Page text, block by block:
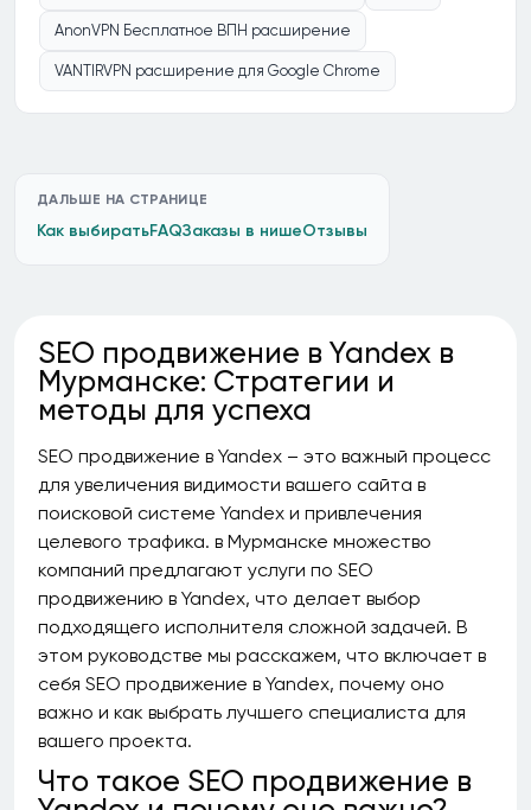
AnonVPN Бесплатное ВПН расширение
VANTIRVPN расширение для Google Chrome
ДАЛЬШЕ НА СТРАНИЦЕ
Как выбиратьFAQЗаказы в нишеОтзывы
SEO продвижение в Yandex в
Мурманске: Стратегии и
методы для успеха
SEO продвижение в Yandex – это важный процесс
для увеличения видимости вашего сайта в
поисковой системе Yandex и привлечения
целевого трафика. в Мурманске множество
компаний предлагают услуги по SEO
продвижению в Yandex, что делает выбор
подходящего исполнителя сложной задачей. В
этом руководстве мы расскажем, что включает в
себя SEO продвижение в Yandex, почему оно
важно и как выбрать лучшего специалиста для
вашего проекта.
Что такое SEO продвижение в